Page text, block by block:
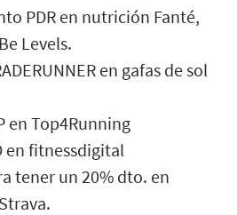
PDR en nutrición Fanté,
Levels.
en gafas de sol
en Top4Running
en fitnessdigital
tener un 20% dto. en